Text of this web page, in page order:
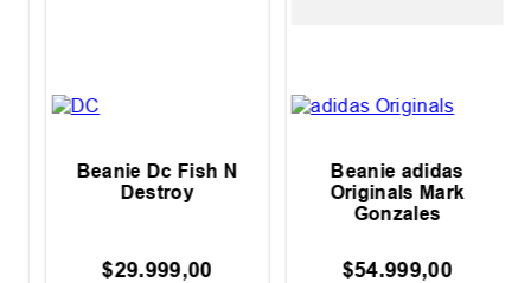
Beanie Dc Fish N
Destroy
$29.999,00
Beanie adidas
Originals Mark
Gonzales
54.999,00